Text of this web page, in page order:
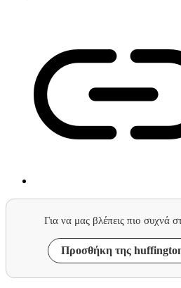
Για να μας βλέπεις πιο συχνά
Προσθήκη της